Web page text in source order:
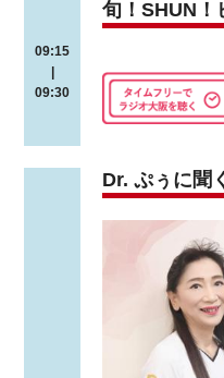
09:15
|
09:30
旬！SHUN！
Dr. ぷぅに聞